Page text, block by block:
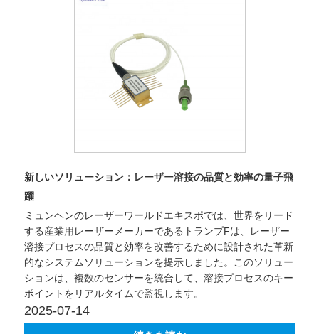
新しいソリューション：レーザー溶接の品質と効率の量子飛
躍
ミュンヘンのレーザーワールドエキスポでは、世界をリード
する産業用レーザーメーカーであるトランプFは、レーザー
溶接プロセスの品質と効率を改善するために設計された革新
的なシステムソリューションを提示しました。このソリュー
ションは、複数のセンサーを統合して、溶接プロセスのキー
ポイントをリアルタイムで監視します。
2025-07-14